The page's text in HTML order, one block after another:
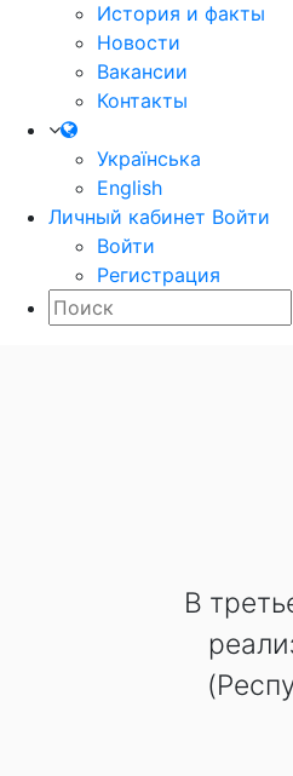
История и факты
Новости
Вакансии
Контакты
Українська
English
Личный кабинет Войти
Войти
Регистрация
В